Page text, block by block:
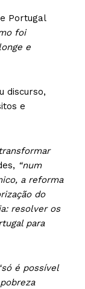
Portugal
foi
e
discurso,
e
“num
a reforma
do
resolver os
para
é possível